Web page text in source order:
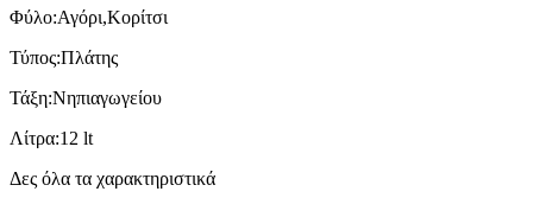
Φύλο:Αγόρι,Κορίτσι
Τύπος:Πλάτης
Τάξη:Νηπιαγωγείου
Λίτρα:12 lt
Δες όλα τα χαρακτηριστικά